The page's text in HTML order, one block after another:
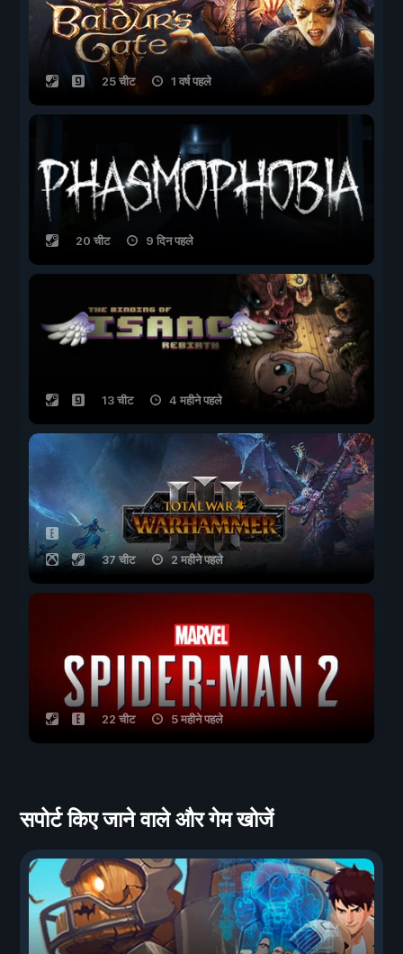
25 चीट 1 वर्ष पहले
20 चीट 9 दिन पहले
13 चीट 4 महीने पहले
37 चीट 2 महीने पहले
22 चीट 5 महीने पहले
सपोर्ट किए जाने वाले और गेम खोजें